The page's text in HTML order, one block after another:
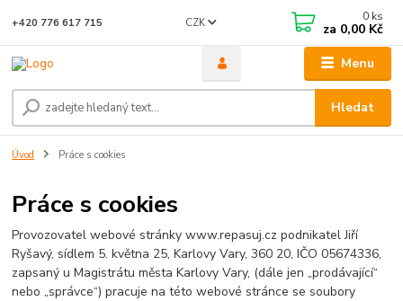
Menu
CZK
Hledat
+420 776 617 715 0 ks
za 0,00 Kč
Úvod Práce s cookies
Práce s cookies
Provozovatel webové stránky www.repasuj.cz podnikatel Jiří
Ryšavý, sídlem 5. května 25, Karlovy Vary, 360 20, IČO 05674336,
zapsaný u Magistrátu města Karlovy Vary, (dále jen „prodávající“
nebo „správce“) pracuje na této webové stránce se soubory